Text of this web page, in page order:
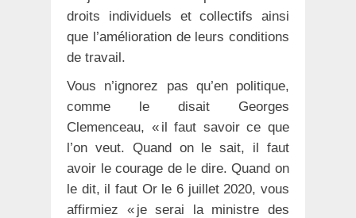
droits individuels et collectifs ainsi
que l’amélioration de leurs conditions
de travail.
Vous n’ignorez pas qu’en politique,
comme le disait Georges
Clemenceau, « il faut savoir ce que
l’on veut. Quand on le sait, il faut
avoir le courage de le dire. Quand on
le dit, il faut Or le 6 juillet 2020, vous
affirmiez « je serai la ministre des